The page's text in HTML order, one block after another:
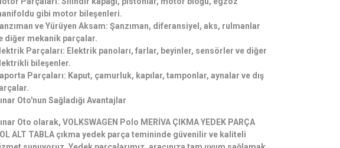
gibi motor bileşenleri.
ve Yürüyen Aksam: Şanzıman, diferansiyel, aks, rulmanlar
diğer mekanik parçalar.
Parçaları: Elektrik panoları, farlar, beyinler, sensörler ve diğer
bileşenler.
Parçaları: Kaput, çamurluk, kapılar, tamponlar, aynalar ve dış
Oto'nun Sağladığı Avantajlar
Oto olarak, VOLKSWAGEN Polo MERİVA ÇIKMA YEDEK PARÇA
ALT TABLA çıkma yedek parça temininde güvenilir ve kaliteli